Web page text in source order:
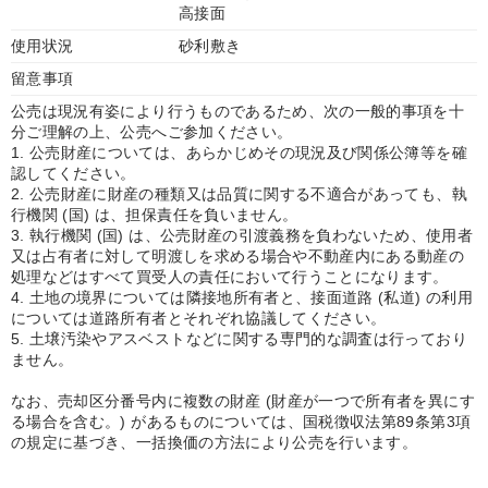
高接面
使用状況
砂利敷き
留意事項
公売は現況有姿により行うものであるため、次の一般的事項を十
分ご理解の上、公売へご参加ください。
1. 公売財産については、あらかじめその現況及び関係公簿等を確
認してください。
2. 公売財産に財産の種類又は品質に関する不適合があっても、執
行機関 (国) は、担保責任を負いません。
3. 執行機関 (国) は、公売財産の引渡義務を負わないため、使用者
又は占有者に対して明渡しを求める場合や不動産内にある動産の
処理などはすべて買受人の責任において行うことになります。
4. 土地の境界については隣接地所有者と、接面道路 (私道) の利用
については道路所有者とそれぞれ協議してください。
5. 土壌汚染やアスベストなどに関する専門的な調査は行っており
ません。
なお、売却区分番号内に複数の財産 (財産が一つで所有者を異にす
る場合を含む。) があるものについては、国税徴収法第89条第3項
の規定に基づき、一括換価の方法により公売を行います。